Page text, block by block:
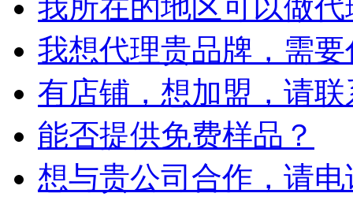
我所在的地区可以做
我想代理贵品牌，需
有店铺，想加盟，请
能否提供免费样品？
想与贵公司合作，请